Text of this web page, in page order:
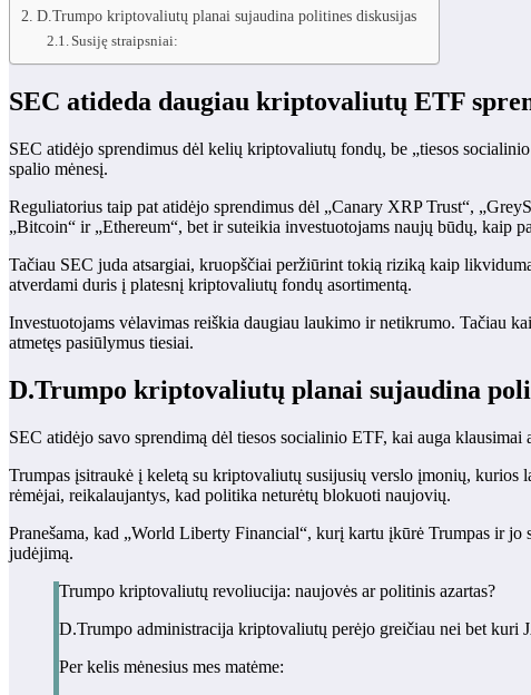
D.Trumpo kriptovaliutų planai sujaudina politines diskusijas
Susiję straipsniai:
SEC atideda daugiau kriptovaliutų ETF
SEC atidėjo sprendimus dėl kelių kriptovaliutų fondų, be „tiesos
spalio mėnesį.
Reguliatorius taip pat atidėjo sprendimus dėl „Canary XRP Trust“,
„Bitcoin“ ir „Ethereum“, bet ir suteikia investuotojams naujų būdų, kaip
Tačiau SEC juda atsargiai, kruopščiai peržiūrint tokią riziką kaip
atverdami duris į platesnį kriptovaliutų fondų asortimentą.
Investuotojams vėlavimas reiškia daugiau laukimo ir netikrumo. Tačiau
atmetęs pasiūlymus tiesiai.
D.Trumpo kriptovaliutų planai sujaudina
SEC atidėjo savo sprendimą dėl tiesos socialinio ETF, kai auga
Trumpas įsitraukė į keletą su kriptovaliutų susijusių verslo įmonių,
rėmėjai, reikalaujantys, kad politika neturėtų blokuoti naujovių.
Pranešama, kad „World Liberty Financial“, kurį kartu įkūrė Trumpas ir
judėjimą.
Trumpo kriptovaliutų revoliucija: naujovės ar politinis azartas?
D.Trumpo administracija kriptovaliutų perėjo greičiau nei bet kuri
Per kelis mėnesius mes matėme: